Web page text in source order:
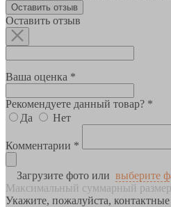
Оставить отзыв
Оставить отзыв
Ваша оценка *
Рекомендуете данный товар? *
Да
Нет
Комментарии *
Загрузите фото или выберите
Максимальный суммарный
Укажите, пожалуйста,